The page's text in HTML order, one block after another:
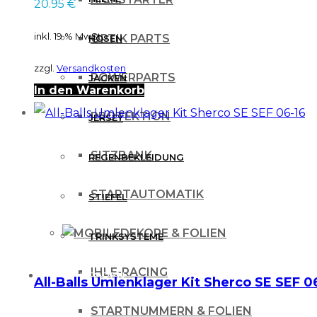
OPTIK PARTS
POWERPARTS
PROTEKTION
SITZBANK
STARTAUTOMATIK
DEKORE & FOLIEN
IHLE-RACING
STARTNUMMERN & FOLIEN
HOSEN
JACKEN
JERSEY
REGENBEKLEIDUNG
STIEFEL
TRINKSYSTEME
PROTEKTOREN
20.95 €
inkl. 19 % MwSt.
zzgl. Versandkosten
In den Warenkorb
All-Balls Umlenklager Kit Sherco SE SEF